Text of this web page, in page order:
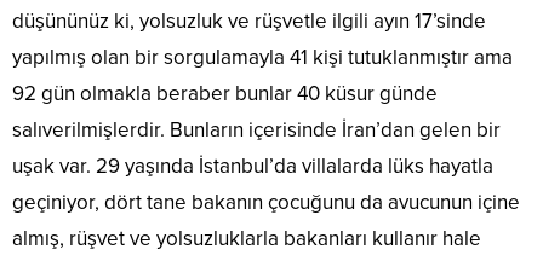
düşününüz ki, yolsuzluk ve rüşvetle ilgili ayın 17’sinde
yapılmış olan bir sorgulamayla 41 kişi tutuklanmıştır ama
92 gün olmakla beraber bunlar 40 küsur günde
salıverilmişlerdir. Bunların içerisinde İran’dan gelen bir
uşak var. 29 yaşında İstanbul’da villalarda lüks hayatla
geçiniyor, dört tane bakanın çocuğunu da avucunun içine
almış, rüşvet ve yolsuzluklarla bakanları kullanır hale